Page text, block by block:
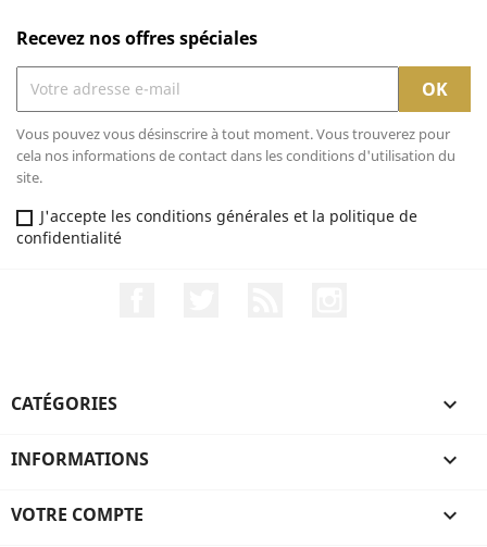
Recevez nos offres spéciales
Vous pouvez vous désinscrire à tout moment. Vous trouverez pour
cela nos informations de contact dans les conditions d'utilisation du
site.
J'accepte les conditions générales et la politique de
confidentialité
CATÉGORIES 
INFORMATIONS 
VOTRE COMPTE 